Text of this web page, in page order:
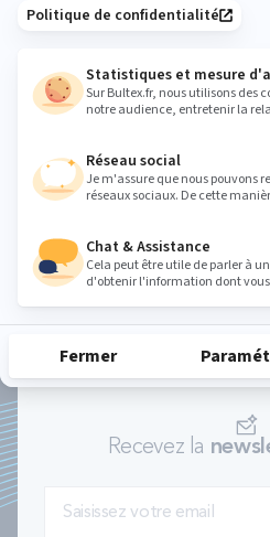
101 nuits d'essai Livraison
Recevez la